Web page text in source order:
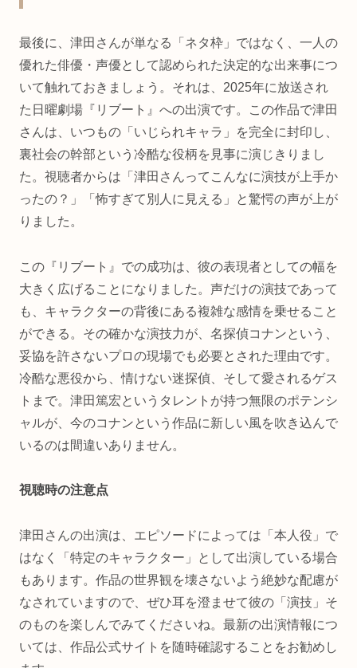
最後に、津田さんが単なる「ネタ枠」ではなく、一人の
優れた俳優・声優として認められた決定的な出来事につ
いて触れておきましょう。それは、2025年に放送され
た日曜劇場『リブート』への出演です。この作品で津田
さんは、いつもの「いじられキャラ」を完全に封印し、
裏社会の幹部という冷酷な役柄を見事に演じきりまし
た。視聴者からは「津田さんってこんなに演技が上手か
ったの？」「怖すぎて別人に見える」と驚愕の声が上が
りました。
この『リブート』での成功は、彼の表現者としての幅を
大きく広げることになりました。声だけの演技であって
も、キャラクターの背後にある複雑な感情を乗せること
ができる。その確かな演技力が、名探偵コナンという、
妥協を許さないプロの現場でも必要とされた理由です。
冷酷な悪役から、情けない迷探偵、そして愛されるゲス
トまで。津田篤宏というタレントが持つ無限のポテンシ
ャルが、今のコナンという作品に新しい風を吹き込んで
いるのは間違いありません。
視聴時の注意点
津田さんの出演は、エピソードによっては「本人役」で
はなく「特定のキャラクター」として出演している場合
もあります。作品の世界観を壊さないよう絶妙な配慮が
なされていますので、ぜひ耳を澄ませて彼の「演技」そ
のものを楽しんでみてくださいね。最新の出演情報につ
いては、作品公式サイトを随時確認することをお勧めし